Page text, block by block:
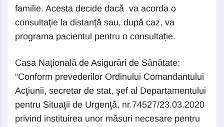
familie. Acesta decide dacă va acorda o
consultaţie la distanţă sau, după caz, va
programa pacientul pentru o consultație.
Casa Națională de Asigurări de Sănătate:
“Conform prevederilor Ordinului Comandantului
Acţiunii, secretar de stat, şef al Departamentului
pentru Situaţii de Urgenţă, nr.74527/23.03.2020
privind instituirea unor măsuri necesare pentru